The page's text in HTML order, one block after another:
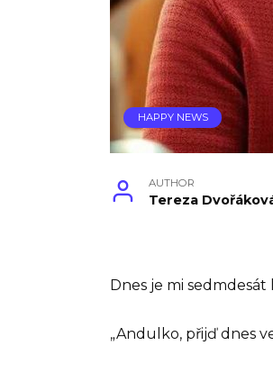
HAPPY NEWS
AUTHOR
Tereza
Dnes je mi
„Andulko, přijď dnes